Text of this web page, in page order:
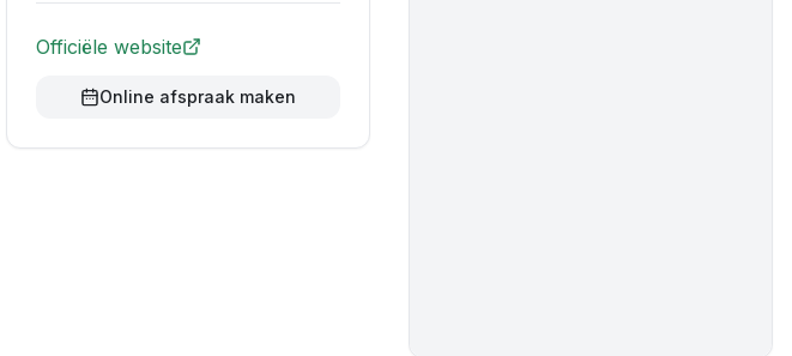
Officiële website
Online afspraak maken